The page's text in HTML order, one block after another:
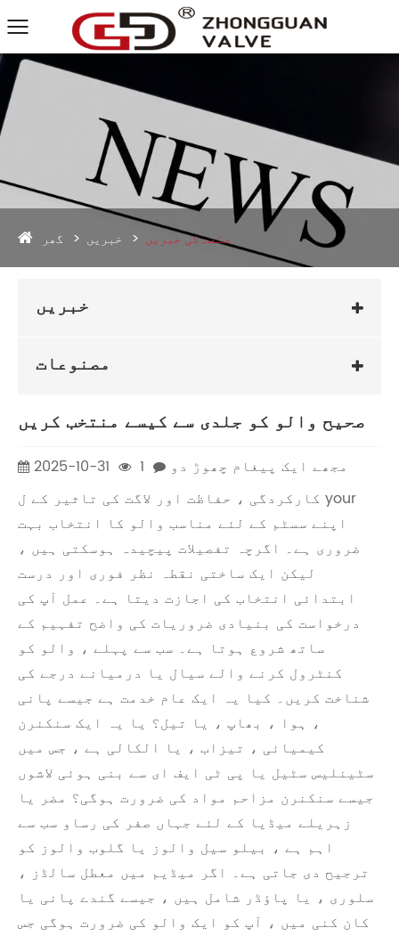
گھر خبریں صنعت کی خبریں
خبریں
مصنوعات
صحیح والو کو جلدی سے کیسے منتخب کریں
2025-10-31 1
مجھے ایک پیغام چھوڑ دو
کارکردگی ، حفاظت اور لاگت کی تاثیر کے ل your
اپنے سسٹم کے لئے مناسب والو کا انتخاب بہت
ضروری ہے۔ اگرچہ تفصیلات پیچیدہ ہوسکتی ہیں ،
لیکن ایک ساختی نقطہ نظر فوری اور درست
ابتدائی انتخاب کی اجازت دیتا ہے۔ عمل آپ کی
درخواست کی بنیادی ضروریات کی واضح تفہیم کے
ساتھ شروع ہوتا ہے۔ سب سے پہلے ، والو کو
کنٹرول کرنے والے سیال یا درمیانے درجے کی
شناخت کریں۔ کیا یہ ایک عام خدمت ہے جیسے پانی
، ہوا ، بھاپ ، یا تیل؟ یا یہ ایک سنکنرن
کیمیائی ، تیزاب ، یا الکالی ہے ، جس میں
سٹینلیس سٹیل یا پی ٹی ایف ای سے بنی ہوئی لاشوں
جیسے سنکنرن مزاحم مواد کی ضرورت ہوگی؟ مضر یا
زہریلے میڈیا کے لئے جہاں صفر کی رساو سب سے
اہم ہے ، بیلو سیل والوز یا گلوب والوز کو
ترجیح دی جاتی ہے۔ اگر میڈیم میں معطل سالڈز ،
سلوری ، یا پاؤڈر شامل ہیں ، جیسے گندے پانی یا
کان کنی میں ، آپ کو ایک والو کی ضرورت ہوگی جس